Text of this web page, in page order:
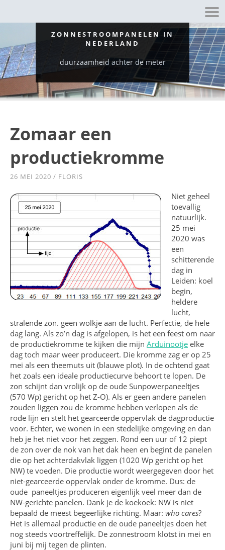
ZONNESTROOMPANELEN IN
NEDERLAND
duurzaamheid achter de meter
Zomaar een
productiekromme
26 MEI 2020 / FLORIS
Niet geheel
toevallig
natuurlijk.
25 mei
2020 was
een
schitterende
dag in
Leiden: koel
begin,
heldere
lucht,
stralende zon. geen wolkje aan de lucht. Perfectie, de hele
dag lang. Als zo’n dag is afgelopen, is het een feest om naar
de productiekromme te kijken die mijn Arduinootje elke
dag toch maar weer produceert. Die kromme zag er op 25
mei als een theemuts uit (blauwe plot). In de ochtend gaat
het zoals een ideale productiecurve behoort te lopen. De
zon schijnt dan vrolijk op de oude Sunpowerpaneeltjes
(570 Wp) gericht op het Z-O). Als er geen andere panelen
zouden liggen zou de kromme hebben verlopen als de
rode lijn en stelt het gearceerde oppervlak de dagproductie
voor. Echter, we wonen in een stedelijke omgeving en dan
heb je het niet voor het zeggen. Rond een uur of 12 piept
de zon over de nok van het dak heen en begint de panelen
die op het achterdakvlak liggen (1020 Wp gericht op het
NW) te voeden. Die productie wordt weergegeven door het
niet-gearceerde oppervlak onder de kromme. Dus: de
oude paneeltjes produceren eigenlijk veel meer dan de
NW-gerichte panelen. Dank je de koekoek: NW is niet
bepaald de meest begeerlijke richting. Maar: who cares?
Het is allemaal productie en de oude paneeltjes doen het
nog steeds voortreffelijk. De zonnestroom klotst in mei en
juni bij mij tegen de plinten.